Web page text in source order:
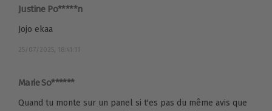
Justine Po*****n
Jojo ekaa
25/07/2025, 18:41:11
Marie So******
Quand tu monte sur un panel si t'es pas du même avis que